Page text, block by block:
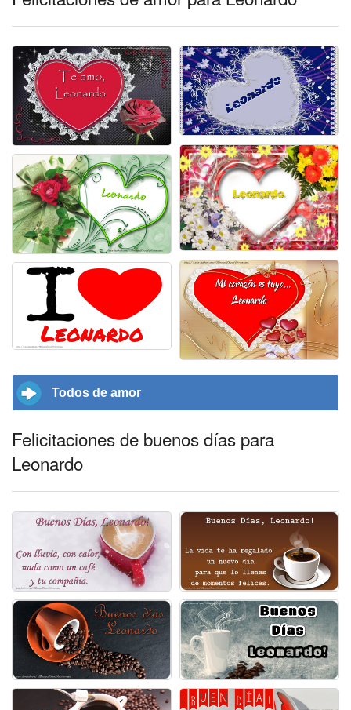
Todos de amor
Felicitaciones de buenos días para
Leonardo